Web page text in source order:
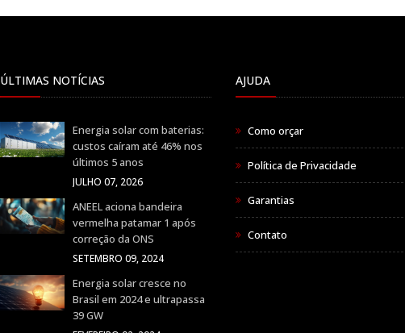
ÚLTIMAS NOTÍCIAS
Energia solar com baterias:
custos caíram até 46% nos
últimos 5 anos
JULHO 07, 2026
ANEEL aciona bandeira
vermelha patamar 1 após
correção da ONS
SETEMBRO 09, 2024
Energia solar cresce no
Brasil em 2024 e ultrapassa
39 GW
AJUDA
Como orçar
Política de Privacidade
Garantias
Contato